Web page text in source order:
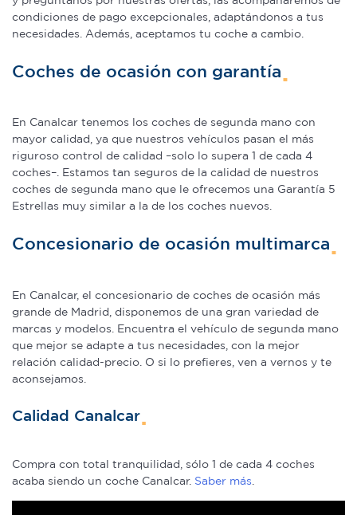
Las cookies de este sitio web se usan para personalizar
el contenido y los anuncios, ofrecer funciones de redes
sociales y analizar el tráfico. Además, compartimos
información sobre el uso que haga del sitio web con
web, quienes pueden combinarla con otra información
que les haya proporcionado o que hayan recopilado a
partir del uso que haya hecho de sus servicios.
condiciones de pago excepcionales, adaptándonos a tus
necesidades. Además, aceptamos tu coche a cambio.
Coches de ocasión con garantía
En Canalcar tenemos los coches de segunda mano con
mayor calidad, ya que nuestros vehículos pasan el más
riguroso control de calidad –solo lo supera 1 de cada 4
coches–. Estamos tan seguros de la calidad de nuestros
coches de segunda mano que le ofrecemos una Garantía 5
Estrellas muy similar a la de los coches nuevos.
Concesionario de ocasión multimarca
En Canalcar, el concesionario de coches de ocasión más
grande de Madrid, disponemos de una gran variedad de
marcas y modelos. Encuentra el vehículo de segunda mano
que mejor se adapte a tus necesidades, con la mejor
relación calidad-precio. O si lo prefieres, ven a vernos y te
aconsejamos.
Calidad Canalcar
Compra con total tranquilidad, sólo 1 de cada 4 coches
acaba siendo un coche Canalcar. Saber más